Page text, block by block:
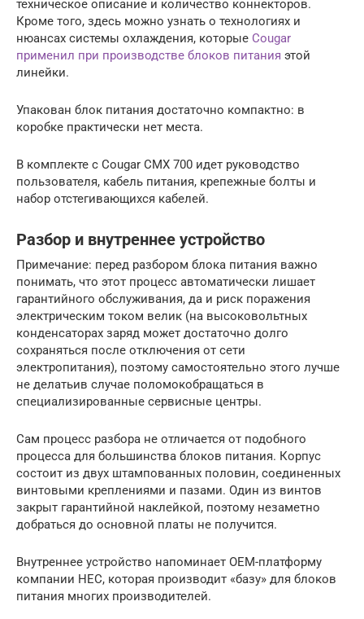
техническое описание и количество коннекторов.
Кроме того, здесь можно узнать о технологиях и
нюансах системы охлаждения, которые Cougar
применил при производстве блоков питания этой
линейки.
Упакован блок питания достаточно компактно: в
коробке практически нет места.
В комплекте с Cougar CMX 700 идет руководство
пользователя, кабель питания, крепежные болты и
набор отстегивающихся кабелей.
Разбор и внутреннее устройство
Примечание: перед разбором блока питания важно
понимать, что этот процесс автоматически лишает
гарантийного обслуживания, да и риск поражения
электрическим током велик (на высоковольтных
конденсаторах заряд может достаточно долго
сохраняться после отключения от сети
электропитания), поэтому самостоятельно этого лучше
не делатьив случае поломокобращаться в
специализированные сервисные центры.
Сам процесс разбора не отличается от подобного
процесса для большинства блоков питания. Корпус
состоит из двух штампованных половин, соединенных
винтовыми креплениями и пазами. Один из винтов
закрыт гарантийной наклейкой, поэтому незаметно
добраться до основной платы не получится.
Внутреннее устройство напоминает OEM-платформу
компании HEC, которая производит «базу» для блоков
питания многих производителей.